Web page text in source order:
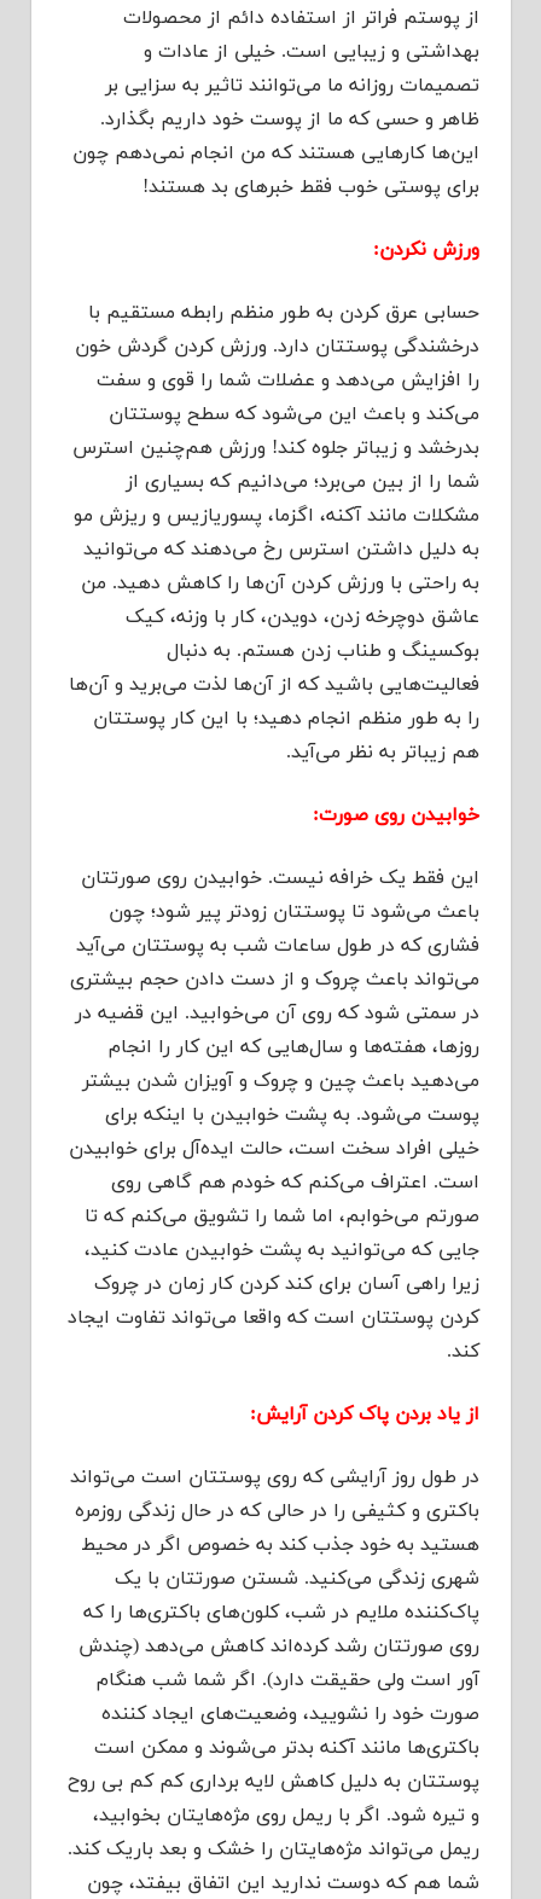
از پوستم فراتر از استفاده دائم از محصولات
بهداشتی و زیبایی است. خیلی از عادات و
تصمیمات روزانه ما می‌توانند تاثیر به سزایی بر
ظاهر و حسی که ما از پوست خود داریم بگذارد.
این‌ها کارهایی هستند که من انجام نمی‌دهم چون
برای پوستی خوب فقط خبر‌های بد هستند!
ورزش نکردن:
حسابی عرق کردن به طور منظم رابطه مستقیم با
درخشندگی پوستتان دارد. ورزش کردن گردش خون
را افزایش می‌دهد و عضلات شما را قوی و سفت
می‌کند و باعث این می‌شود که سطح پوستتان
بدرخشد و زیباتر جلوه کند! ورزش هم‌چنین استرس
شما را از بین می‌برد؛ می‌دانیم که بسیاری از
مشکلات مانند آکنه، اگزما، پسوریازیس و ریزش مو
به دلیل داشتن استرس رخ می‌دهند که می‌توانید
به راحتی با ورزش کردن آن‌ها را کاهش دهید. من
عاشق دوچرخه زدن، دویدن، کار با وزنه، کیک
بوکسینگ و طناب زدن هستم. به دنبال
فعالیت‌هایی باشید که از آن‌ها لذت می‌برید و آن‌ها
را به طور منظم انجام دهید؛ با این کار پوستتان
هم زیباتر به نظر می‌آید.
خوابیدن روی صورت:
این فقط یک خرافه نیست. خوابیدن روی صورتتان
باعث می‌شود تا پوستتان زودتر پیر شود؛ چون
فشاری که در طول ساعات شب به پوستتان می‌آید
می‌تواند باعث چروک و از دست دادن حجم بیشتری
در سمتی شود که روی آن می‌خوابید. این قضیه در
روز‌ها، هفته‌ها و سال‌هایی که این کار را انجام
می‌دهید باعث چین و چروک و آویزان شدن بیشتر
پوست می‌شود. به پشت خوابیدن با اینکه برای
خیلی افراد سخت است، حالت ایده‌آل برای خوابیدن
است. اعتراف می‌کنم که خودم هم گاهی روی
صورتم می‌خوابم، اما شما را تشویق می‌کنم که تا
جایی که می‌توانید به پشت خوابیدن عادت کنید،
زیرا راهی آسان برای کند کردن کار زمان در چروک
کردن پوستتان است که واقعا می‌تواند تفاوت ایجاد
کند.
از یاد بردن پاک کردن آرایش:
در طول روز آرایشی که روی پوستتان است می‌تواند
باکتری و کثیفی را در حالی که در حال زندگی روزمره
هستید به خود جذب کند به خصوص اگر در محیط
شهری زندگی می‌کنید. شستن صورتتان با یک
پاک‌کننده ملایم در شب، کلون‌های باکتری‌ها را که
روی صورتتان رشد کرده‌اند کاهش می‌دهد (چندش
آور است ولی حقیقت دارد). اگر شما شب هنگام
صورت خود را نشویید، وضعیت‌های ایجاد کننده
باکتری‌ها مانند آکنه بدتر می‌شوند و ممکن است
پوستتان به دلیل کاهش لایه برداری کم کم بی روح
و تیره شود. اگر با ریمل روی مژه‌هایتان بخوابید،
ریمل می‌تواند مژه‌هایتان را خشک و بعد باریک کند.
شما هم که دوست ندارید این اتفاق بیفتد، چون